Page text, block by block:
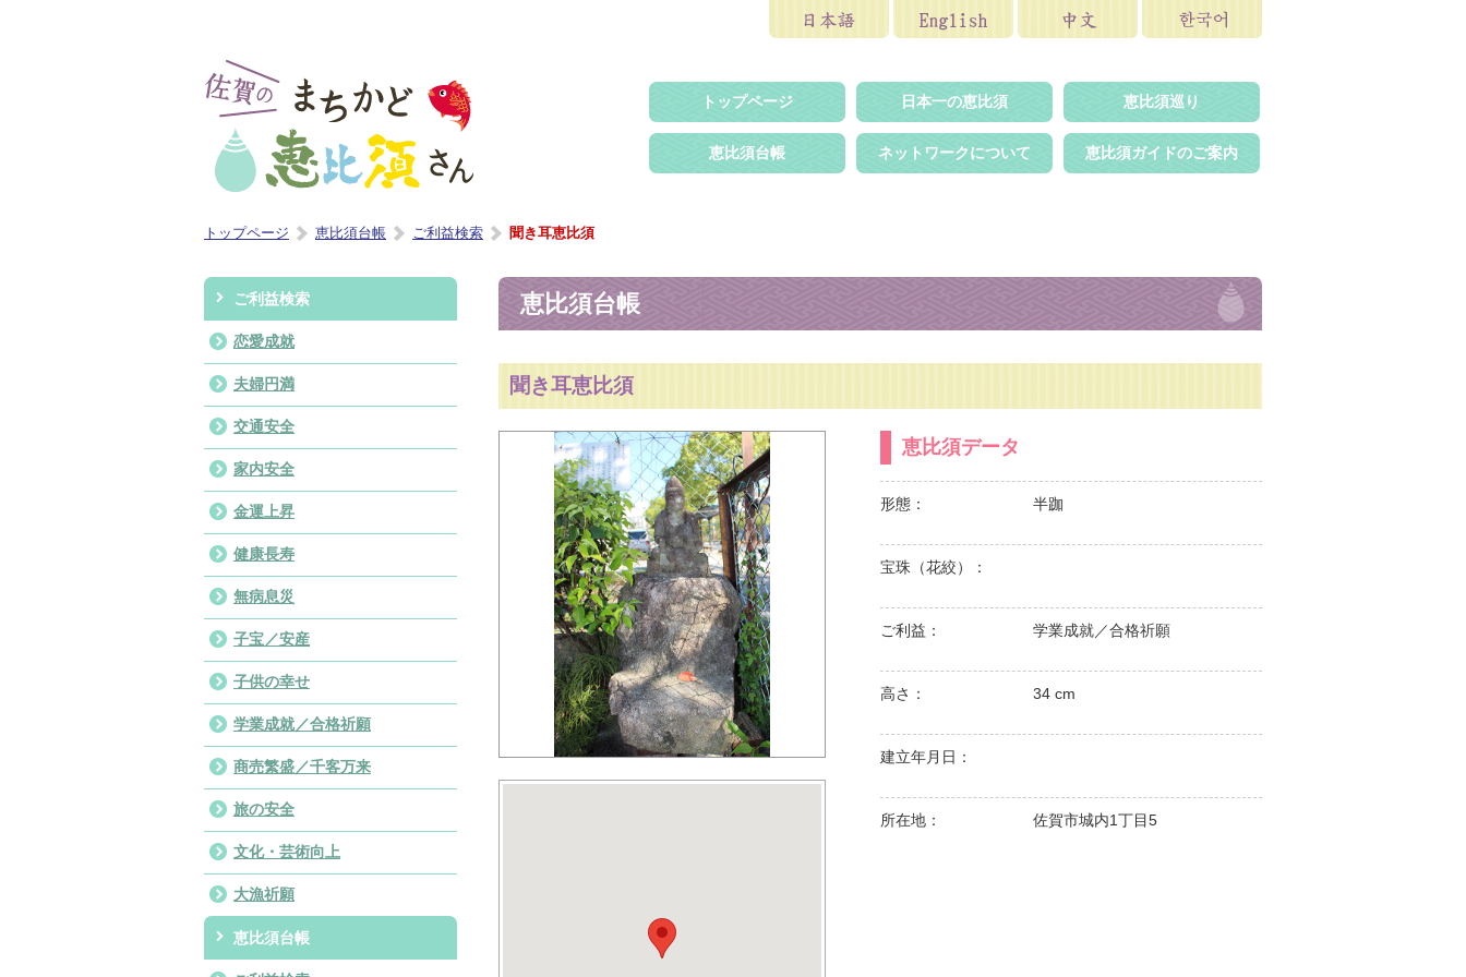
トップページ 日本一の恵比須 恵比須巡り
恵比須台帳 ネットワークについて 恵比須ガイドのご案内
トップページ 恵比須台帳 ご利益検索 聞き耳恵比須
恵比須台帳
聞き耳恵比須
恵比須データ
形態： 半跏
宝珠（花絞）：
ご利益： 学業成就／合格祈願
高さ： 34 cm
建立年月日：
所在地： 佐賀市城内1丁目5
ご利益検索
恋愛成就
夫婦円満
交通安全
家内安全
金運上昇
健康長寿
無病息災
子宝／安産
子供の幸せ
学業成就／合格祈願
商売繁盛／千客万来
旅の安全
文化・芸術向上
大漁祈願
恵比須台帳